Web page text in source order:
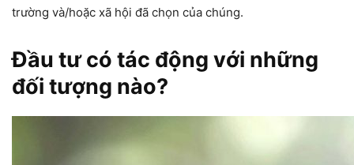
trường và/hoặc xã hội đã chọn của chúng.
Đầu tư có tác động với những
đối tượng nào?